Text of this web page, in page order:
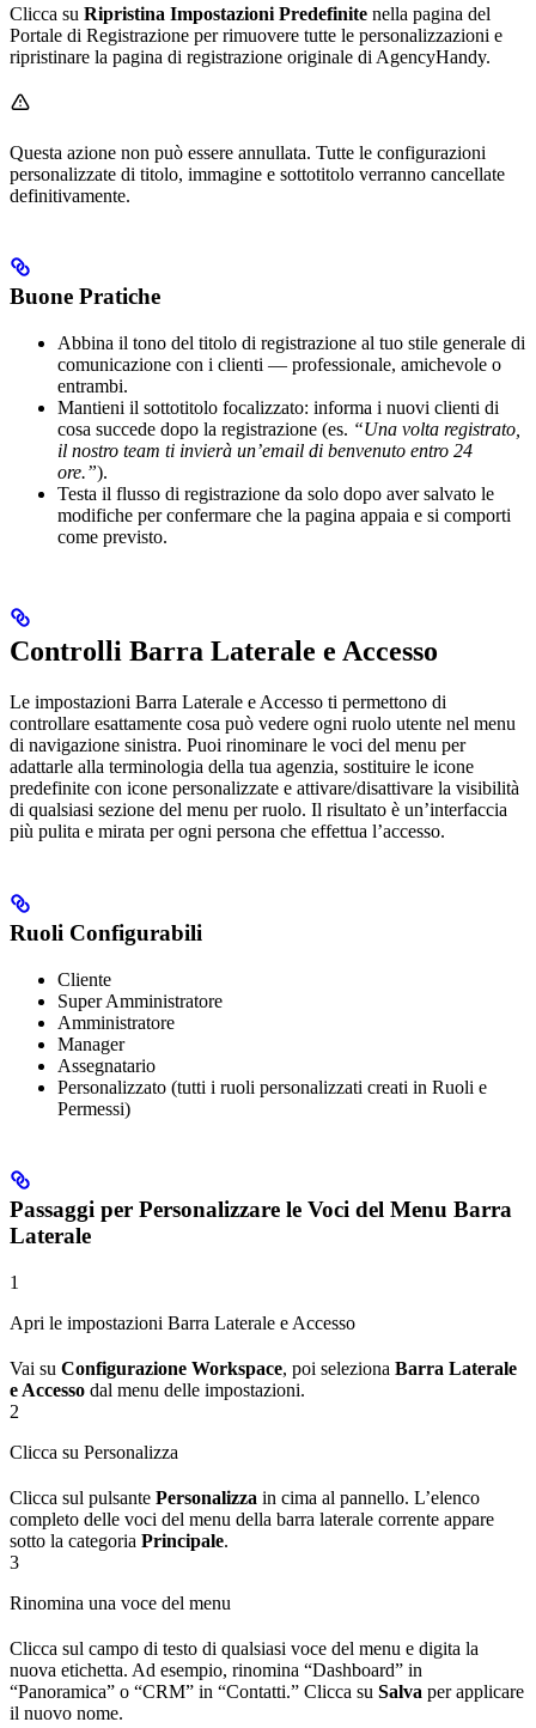
Clicca su Ripristina Impostazioni Predefinite nella pagina del
Portale di Registrazione per rimuovere tutte le personalizzazioni e
ripristinare la pagina di registrazione originale di AgencyHandy.
Questa azione non può essere annullata. Tutte le configurazioni
personalizzate di titolo, immagine e sottotitolo verranno cancellate
definitivamente.
Buone Pratiche
Abbina il tono del titolo di registrazione al tuo stile generale di
comunicazione con i clienti — professionale, amichevole o
entrambi.
Mantieni il sottotitolo focalizzato: informa i nuovi clienti di
cosa succede dopo la registrazione (es. “Una volta registrato,
il nostro team ti invierà un’email di benvenuto entro 24
ore.”).
Testa il flusso di registrazione da solo dopo aver salvato le
modifiche per confermare che la pagina appaia e si comporti
come previsto.
Controlli Barra Laterale e Accesso
Le impostazioni Barra Laterale e Accesso ti permettono di
controllare esattamente cosa può vedere ogni ruolo utente nel menu
di navigazione sinistra. Puoi rinominare le voci del menu per
adattarle alla terminologia della tua agenzia, sostituire le icone
predefinite con icone personalizzate e attivare/disattivare la visibilità
di qualsiasi sezione del menu per ruolo. Il risultato è un’interfaccia
più pulita e mirata per ogni persona che effettua l’accesso.
Ruoli Configurabili
Cliente
Super Amministratore
Amministratore
Manager
Assegnatario
Personalizzato (tutti i ruoli personalizzati creati in Ruoli e
Permessi)
Passaggi per Personalizzare le Voci del Menu Barra
Laterale
1
Apri le impostazioni Barra Laterale e Accesso
Vai su Configurazione Workspace, poi seleziona Barra Laterale
e Accesso dal menu delle impostazioni.
2
Clicca su Personalizza
Clicca sul pulsante Personalizza in cima al pannello. L’elenco
completo delle voci del menu della barra laterale corrente appare
sotto la categoria Principale.
3
Rinomina una voce del menu
Clicca sul campo di testo di qualsiasi voce del menu e digita la
nuova etichetta. Ad esempio, rinomina “Dashboard” in
“Panoramica” o “CRM” in “Contatti.” Clicca su Salva per applicare
il nuovo nome.